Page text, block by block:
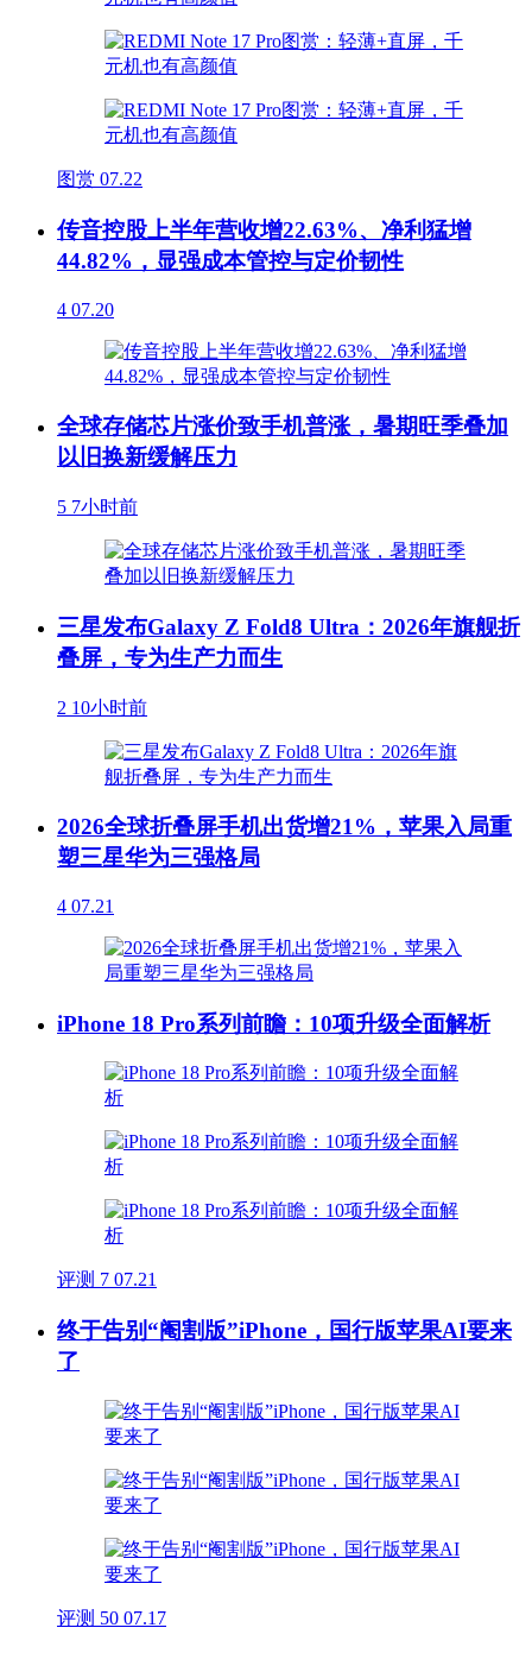
图赏 07.22
传音控股上半年营收增22.63%、净利猛增
44.82%，显强成本管控与定价韧性
4 07.20
全球存储芯片涨价致手机普涨，暑期旺季叠加
以旧换新缓解压力
5 7小时前
三星发布Galaxy Z Fold8 Ultra：2026年旗舰折
叠屏，专为生产力而生
2 10小时前
2026全球折叠屏手机出货增21%，苹果入局重
塑三星华为三强格局
4 07.21
iPhone 18 Pro系列前瞻：10项升级全面解析
评测 7 07.21
终于告别“阉割版”iPhone，国行版苹果AI要来
了
评测 50 07.17